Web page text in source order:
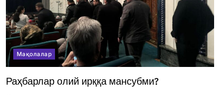
Мақолалар
Раҳбарлар олий ирққа мансубми?